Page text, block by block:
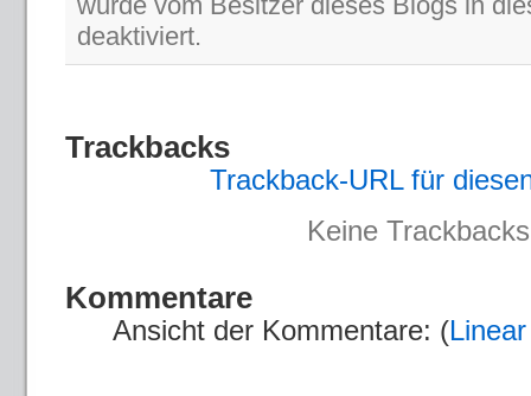
wurde vom Besitzer dieses Blogs in
deaktiviert.
Trackbacks
Trackback-URL für
Keine Trackbacks
Kommentare
Ansicht der Kommentare: (Linear